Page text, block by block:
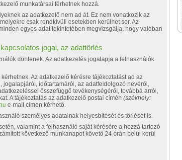
munkatársai férhetnek hozzá.
az adatkezelő nem ad át. Ez nem vonatkozik az
csak rendkívüli esetekben kerülhet sor. Az
egyes adat tekintetében megvizsgálja, hogy valóban
jogai, az adattörlés
döntenek. Az adatkezelés jogalapja a felhasználók
Az adatkezelő kérésre tájékoztatást ad az
időtartamáról, az adatfeldolgozó nevéről,
összefüggő tevékenységéről, továbbá arról,
A tájékoztatás az adatkezelő postai címén (székhely:
e-mail címen kérhető.
személyes adatainak helyesbítését és törlését is.
valamint a felhasználó saját kérésére a hozzá tartozó
következő munkanapot követő 24 órán belül kerül